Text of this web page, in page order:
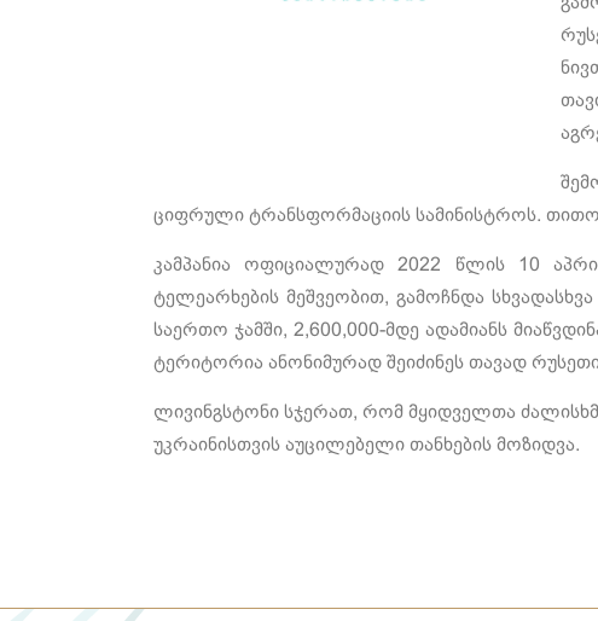
ციფრული ტრანსფორმაციის სამინისტროს.
კამპანია ოფიციალურად 2022 წლის 10
ტელეარხების მეშვეობით, გამოჩნდა
საერთო ჯამში, 2,600,000-მდე ადამიანს
ტერიტორია ანონიმურად შეიძინეს თავად
ლივინგსტონი სჯერათ, რომ მყიდველთა
უკრაინისთვის აუცილებელი თანხების მოზიდვა.